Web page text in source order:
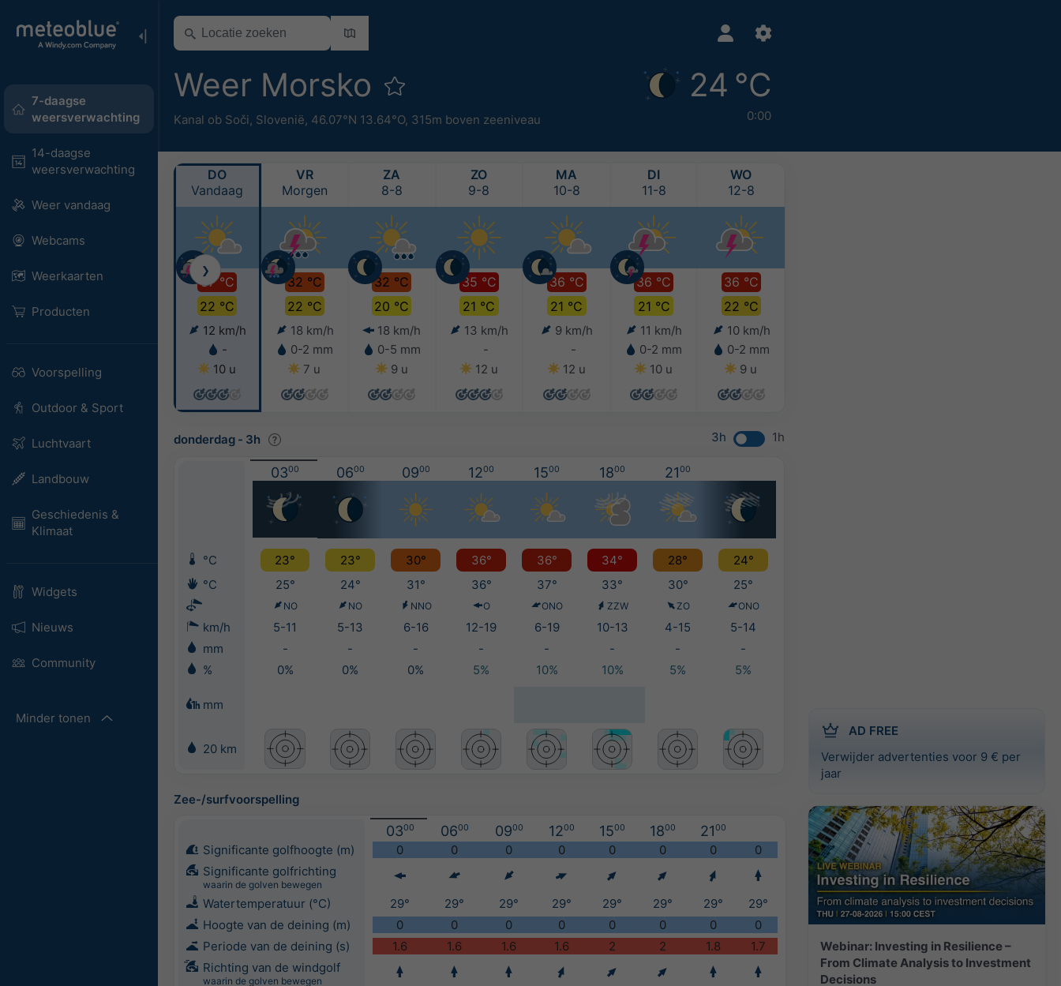
7-daagse
weersverwachting
14-daagse
weersverwachting
Weer vandaag
Webcams
Weerkaarten
Producten
Voorspelling
Outdoor & Sport
Luchtvaart
Landbouw
Geschiedenis &
Klimaat
Widgets
Nieuws
Community
Minder tonen
Weer Morsko
Kanal ob Soči, Slovenië, 46.07°N 13.64°O, 315m boven zeeniveau
24 °C
0:00
AD FREE
Verwijder advertenties voor 9 € per
jaar
Webinar: Investing in Resilience –
From Climate Analysis to Investment
Decisions
DO
Vandaag
37 °C
22 °C
12 km/h
-
10 u
VR
Morgen
32 °C
22 °C
18 km/h
0-2 mm
7 u
ZA
8-8
32 °C
20 °C
18 km/h
0-5 mm
9 u
ZO
9-8
35 °C
21 °C
13 km/h
-
12 u
MA
10-8
36 °C
21 °C
9 km/h
-
12 u
DI
11-8
36 °C
21 °C
11 km/h
0-2 mm
10 u
WO
12-8
36 °C
22 °C
10 km/h
0-2 mm
9 u
❯
donderdag - 3h 3h 1h
0300 0600 0900 1200 1500 1800 2100
°C 23° 23° 30° 36° 36° 34° 28°
24°
°C
25° 24° 31° 36° 37° 33° 30° 25°
NO NO NNO O ONO ZZW ZO ONO
km/h 5-11 5-13 6-16 12-19 6-19 10-13 4-15
5-14
mm
- - - - - - -
-
%
0% 0% 0% 5% 10% 10% 5% 5%
mm
20 km
Zee-/surfvoorspelling
0300 0600 0900 1200 1500 1800 2100
Significante golfhoogte (m) 0 0 0 0 0 0 0
0
Significante golfrichting
waarin de golven bewegen
Watertemperatuur (°C) 29° 29° 29° 29° 29° 29° 29°
29°
Hoogte van de deining (m)
0 0 0 0 0 0 0
0
Periode van de deining (s)
1.6 1.6 1.6 1.6 2 2 1.8
1.7
Richting van de windgolf
waarin de golven bewegen